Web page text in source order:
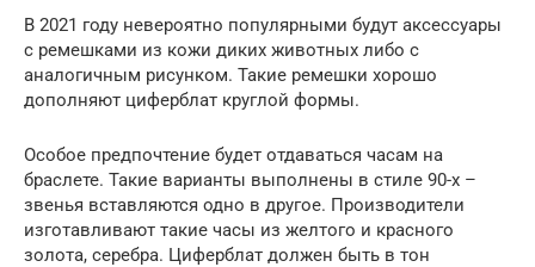
В 2021 году невероятно популярными будут аксессуары
с ремешками из кожи диких животных либо с
аналогичным рисунком. Такие ремешки хорошо
дополняют циферблат круглой формы.
Особое предпочтение будет отдаваться часам на
браслете. Такие варианты выполнены в стиле 90-х –
звенья вставляются одно в другое. Производители
изготавливают такие часы из желтого и красного
золота, серебра. Циферблат должен быть в тон